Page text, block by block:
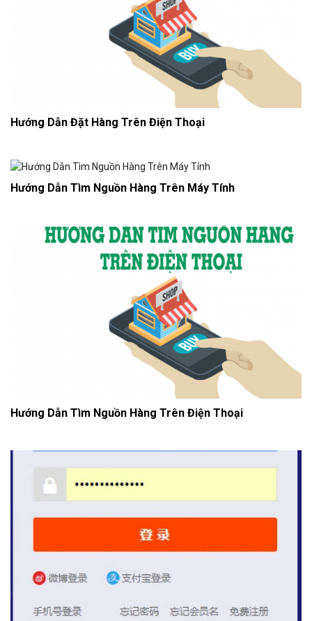
Hướng Dẫn Đặt Hàng Trên Điện Thoại
Hướng Dẫn Tìm Nguồn Hàng Trên Máy Tính
Hướng Dẫn Tìm Nguồn Hàng Trên Điện Thoại